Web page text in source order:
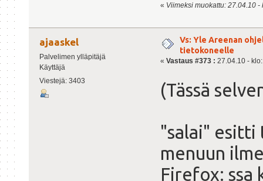
« Viimeksi muokattu: 27.04.10
ajaaskel
Palvelimen ylläpitäjä
Käyttäjä
Viestejä: 3403
Vs: Yle Areenan
tietokoneelle
« Vastaus #373 : 27.04.10 -
(Tässä
"salai" esitti
menuun
Firefox: ssa